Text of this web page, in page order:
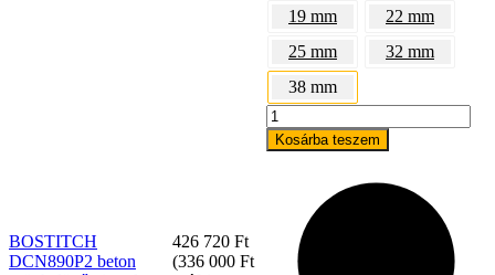
BOSTITCH
DCN890P2 beton
426 720 Ft
(336 000 Ft
19 mm
22 mm
25 mm
32 mm
38 mm
BOSTITCH
DCN890P2
beton
mennyiség
Kosárba teszem